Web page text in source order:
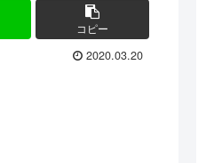
コピー
2020.03.20